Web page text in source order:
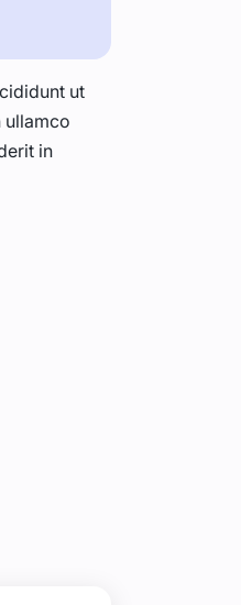
ut
ullamco
in